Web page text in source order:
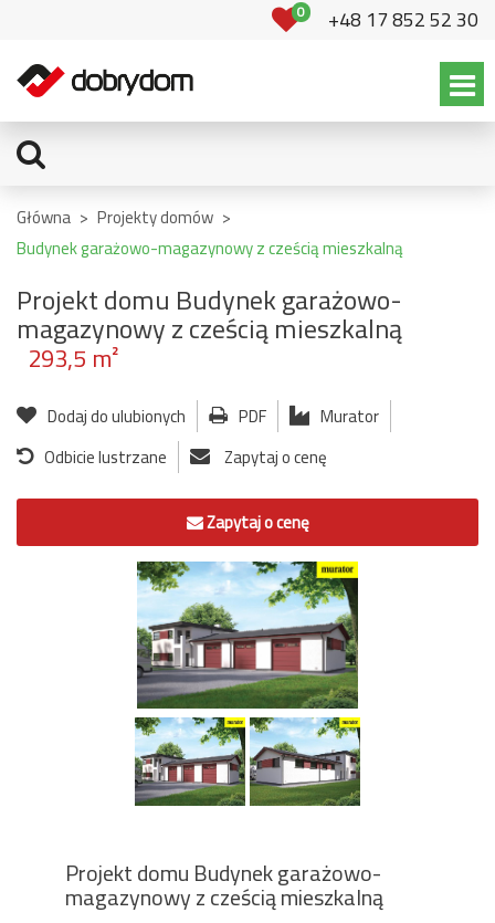
0 +48 17 852 52 30
Główna > Projekty domów >
Budynek garażowo-magazynowy z cześcią mieszkalną
Projekt domu Budynek garażowo-
magazynowy z cześcią mieszkalną
293,5 m²
Dodaj do ulubionych PDF
Murator
Odbicie lustrzane
Zapytaj o cenę
Zapytaj o cenę
Projekt domu Budynek garażowo-
magazynowy z cześcią mieszkalną